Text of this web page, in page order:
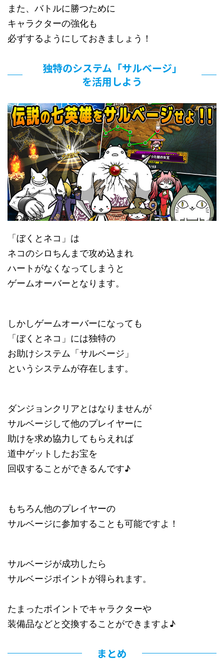
また、バトルに勝つために
キャラクターの強化も
必ずするようにしておきましょう！
独特のシステム「サルベージ」
を活用しよう
「ぼくとネコ」は
ネコのシロちんまで攻め込まれ
ハートがなくなってしまうと
ゲームオーバーとなります。
しかしゲームオーバーになっても
「ぼくとネコ」には独特の
お助けシステム「サルベージ」
というシステムが存在します。
ダンジョンクリアとはなりませんが
サルベージして他のプレイヤーに
助けを求め協力してもらえれば
道中ゲットしたお宝を
回収することができるんです♪
もちろん他のプレイヤーの
サルベージに参加することも可能ですよ！
サルベージが成功したら
サルベージポイントが得られます。
たまったポイントでキャラクターや
装備品などと交換することができますよ♪
まとめ